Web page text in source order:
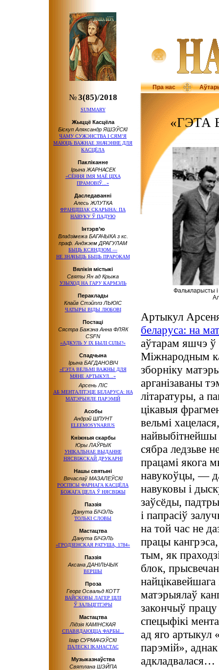
Пра нас
№3(85)/2018
SUMMARY
Жыццё Касцёла
Біскуп Аляксандр ЯШЭЎСКІ
ЧАМУ СУЖЭНСТВА І СЯМ’Я
МАЮЦЬ ВАЖНАЕ ЗНАЧЭННЕ ДЛЯ
КАСЦЁЛА
Пакліканне
Ірына ЖАРНАСЕК
«СЁННЯ ІМЯ МАЁ ЦІХА
ПРАМОВІЎ...»
Даследаванні
Алесь ЖЛУТКА
ФРАНЦІШАК СКАРЫНА: ПА
НАВУКУ Ў ПАДУЮ
Інтэрв’ю
Владзімежа БАГАЧЫКА з кс.
праф. Анджэем ДРАГУЛАМ
БЫЦЬ КСЯНДЗОМ —
НЕ ЗНАЧЫЦЬ БЫЦЬ ПРАРОКАМ
Вялікія містыкі
Святы Ян ад Крыжа
УЗЫХОД НА ГАРУ КАРМЭЛЬ
Пераклады
Клайв Стэйплз ЛЬЮІС
ЧАТЫРЫ ВІДЫ ЛЮБОВІ
Постаці
Сястра Бажэна Анна ФЛЯК
CSFN
«АДКУЛЬ У ІХ БЫЛІ СІЛЫ?»
Спадчына
Ірына БАГДАНОВІЧ
«ГЭТА ВЕЛЬМІ ВАЖНЫ ДЛЯ
МЯНЕ АРТЫКУЛ...»
Арсень ЛІС
АБ МЕНТАЛІТЭЦЕ БЕЛАРУСА: НА
МАТЭРЫЯЛЕ ПАРЭМІЙ
Асобы
Андрэй ШПУНТ
ELEEMOSYNARIUS
Кніжныя скарбы
Юры ЛАЎРЫК
УНІКАЛЬНАЕ ВЫДАННЕ
НЯСВІЖСКАЙ ДРУКАРНІ
Нашы святыні
Вячаслаў МАЗАЛЕЎСКІ
РОСПІСЫ ФАРНАГА КАСЦЁЛА
БОЖАГА ЦЕЛА Ў НЯСВІЖЫ
Паэзія
Данута БІЧЭЛЬ
ТОЛЬКІ СЛОВЫ
Мастацтва
Данута БІЧЭЛЬ
«ГРОДЗЕНСКАЯ РАТУША, 1784»
Паэзія
Аксана ДАНІЛЬЧЫК
ВЕРШЫ
Проза
Георг Освальд КОТТ
ВАЙСКОВЫ ЛАГЕР ЦІЛІ
Ў ЗАЛЬЦГІТЭРЫ
Мастацтва
Лідзія КАМІНСКАЯ
СПАВЯДАЮЦЦА ФАРБЫ...
Ігар СУРМАЧЭЎСКІ
ПАЛЕСКІ ІКАНАСТАС
Музыказнаўства
Святлана ШЭЙПА
«ГЭТА
Фалькларысты і
Артыкул
беларуса: на
аўтарам яшчэ ў
Міжнародным
зборніку
арганізаваны
літаратуры, а
цікавыя
вельмі
сябра ледзьве
працамі якога
навукоўцы, —
навуковы і
заўсёды,
і папрасіў
на той час не
працы
тым, як
блок,
матэрыялаў
закончыў
спецыфікі
ад яго артыкул
парэмій»,
адкладвалася…